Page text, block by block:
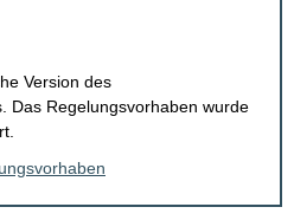
Version des
Das Regelungsvorhaben wurde